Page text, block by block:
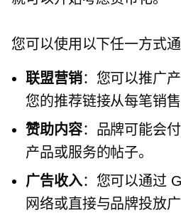
您可以使用以下任一方式通
联盟营销：您可以推广
您的推荐链接从每笔销售
赞助内容：品牌可能会
产品或服务的帖子。
广告收入：您可以通过
网络或直接与品牌投放广